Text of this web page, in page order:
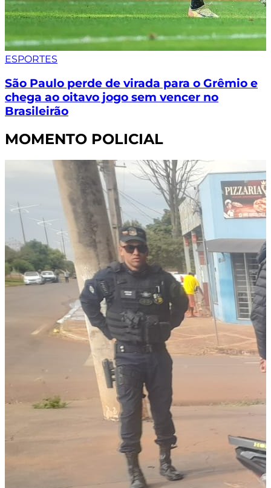
ESPORTES
São Paulo perde de virada para o Grêmio e
chega ao oitavo jogo sem vencer no
Brasileirão
MOMENTO POLICIAL